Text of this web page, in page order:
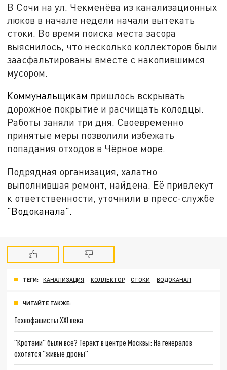
В Сочи на ул. Чекменёва из канализационных
люков в начале недели начали вытекать
стоки. Во время поиска места засора
выяснилось, что несколько коллекторов были
заасфальтированы вместе с накопившимся
мусором.
Коммунальщикам пришлось вскрывать
дорожное покрытие и расчищать колодцы.
Работы заняли три дня. Своевременно
принятые меры позволили избежать
попадания отходов в Чёрное море.
Подрядная организация, халатно
выполнившая ремонт, найдена. Её привлекут
к ответственности, уточнили в пресс-службе
"Водоканала".
ТЕГИ: КАНАЛИЗАЦИЯ КОЛЛЕКТОР СТОКИ ВОДОКАНАЛ
ЧИТАЙТЕ ТАКЖЕ:
Технофашисты XXI века
"Кротами" были все? Теракт в центре Москвы: На генералов
охотятся "живые дроны"